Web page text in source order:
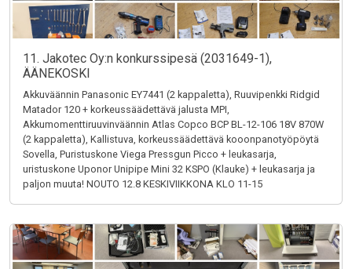
11. Jakotec Oy:n konkurssipesä (2031649-1),
ÄÄNEKOSKI
Akkuväännin Panasonic EY7441 (2 kappaletta), Ruuvipenkki Ridgid
Matador 120 + korkeussäädettävä jalusta MPI,
Akkumomenttiruuvinväännin Atlas Copco BCP BL-12-106 18V 870W
(2 kappaletta), Kallistuva, korkeussäädettävä kooonpanotyöpöytä
Sovella, Puristuskone Viega Pressgun Picco + leukasarja,
uristuskone Uponor Unipipe Mini 32 KSPO (Klauke) + leukasarja ja
paljon muuta! NOUTO 12.8 KESKIVIIKKONA KLO 11-15